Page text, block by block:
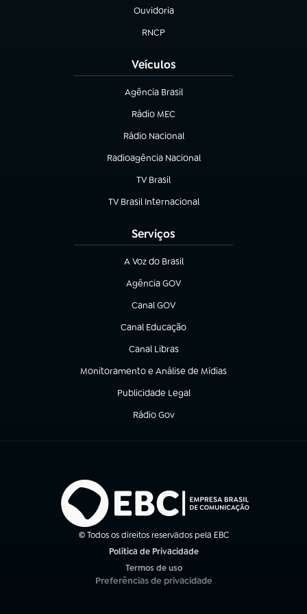
Ouvidoria
(abre em nova aba)
RNCP
(abre em nova aba)
Veículos
Agência Brasil
(abre em nova aba)
Rádio MEC
(abre em nova aba)
Rádio Nacional
Radioagência Nacional
(abre em nova aba)
TV Brasil
(abre em nova aba)
TV Brasil Internacional
(abre em nova aba)
Serviços
A Voz do Brasil
(abre em nova aba)
Agência GOV
(abre em nova aba)
Canal GOV
(abre em nova aba)
Canal Educação
(abre em nova aba)
Canal Libras
(abre em nova aba)
Monitoramento e Análise de Mídias
(abre em nova aba)
Publicidade Legal
(abre em nova aba)
Rádio Gov
(abre em nova aba)
© Todos os direitos reservados pela EBC
Política de Privacidade
Termos de uso
(abre em nova aba)
Preferências de privacidade